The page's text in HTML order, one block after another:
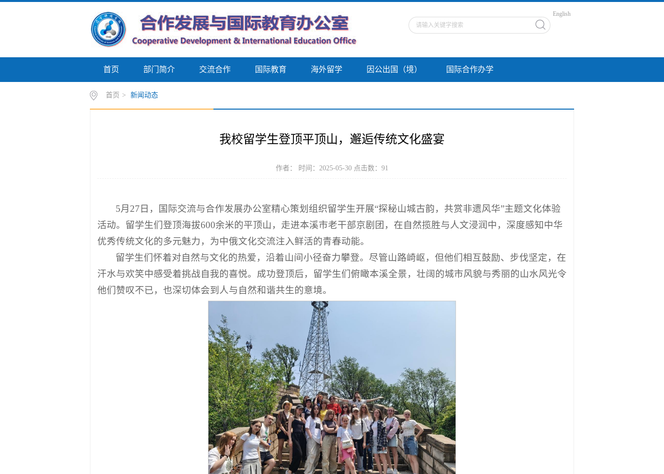
English
首页 部门简介 交流合作 国际教育 海外留学 因公出国（境） 国际合作办学
首页 > 新闻动态
我校留学生登顶平顶山，邂逅传统文化盛宴
作者： 时间：2025-05-30 点击数： 91
5月27日，国际交流与合作发展办公室精心策划组织留学生开展“探秘山城古韵，共赏非遗风华”主题文化体验
活动。留学生们登顶海拔600余米的平顶山，走进本溪市老干部京剧团，在自然揽胜与人文浸润中，深度感知中华
优秀传统文化的多元魅力，为中俄文化交流注入鲜活的青春动能。
留学生们怀着对自然与文化的热爱，沿着山间小径奋力攀登。尽管山路崎岖，但他们相互鼓励、步伐坚定，在
汗水与欢笑中感受着挑战自我的喜悦。成功登顶后，留学生们俯瞰本溪全景，壮阔的城市风貌与秀丽的山水风光令
他们赞叹不已，也深切体会到人与自然和谐共生的意境。